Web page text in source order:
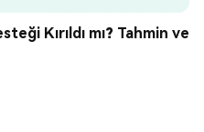
Kırıldı mı? Tahmin ve